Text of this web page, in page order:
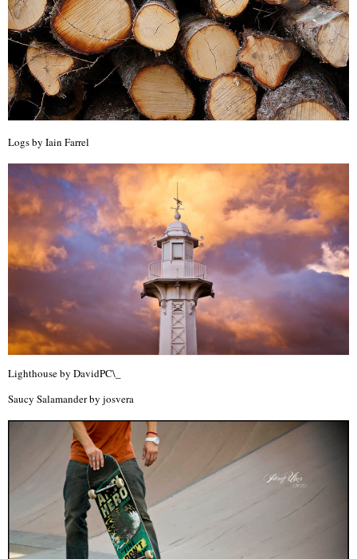
Logs by Iain Farrel
Lighthouse by DavidPC\_
Saucy Salamander by josvera